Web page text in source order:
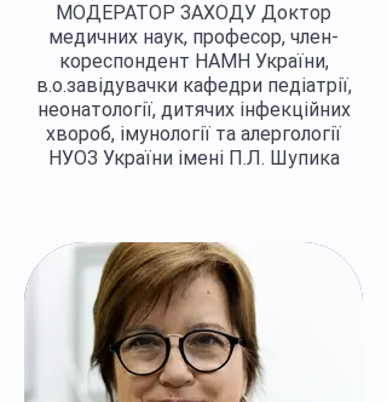
МОДЕРАТОР ЗАХОДУ Доктор
медичних наук, професор, член-
кореспондент НАМН України,
в.о.завідувачки кафедри педіатрії,
неонатології, дитячих інфекційних
хвороб, імунології та алергології
НУОЗ України імені П.Л. Шупика